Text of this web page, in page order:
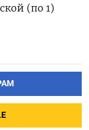
(по 1)